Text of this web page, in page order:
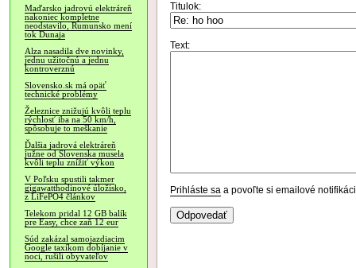
Maďarsko jadrovú elektráreň
nakoniec kompletne
neodstavilo, Rumunsko mení
tok Dunaja
Alza nasadila dve novinky,
jednu užitočnú a jednu
kontroverznú
Slovensko.sk má opäť
technické problémy
Železnice znižujú kvôli teplu
rýchlosť iba na 50 km/h,
spôsobuje to meškanie
Ďalšia jadrová elektráreň
južne od Slovenska musela
kvôli teplu znížiť výkon
V Poľsku spustili takmer
gigawatthodinové úložisko,
z LiFePO4 článkov
Telekom pridal 12 GB balík
pre Easy, chce zaň 12 eur
Súd zakázal samojazdiacim
Google taxíkom dobíjanie v
noci, rušili obyvateľov
Titulok:
Text:
Prihláste sa a povoľte si emailové